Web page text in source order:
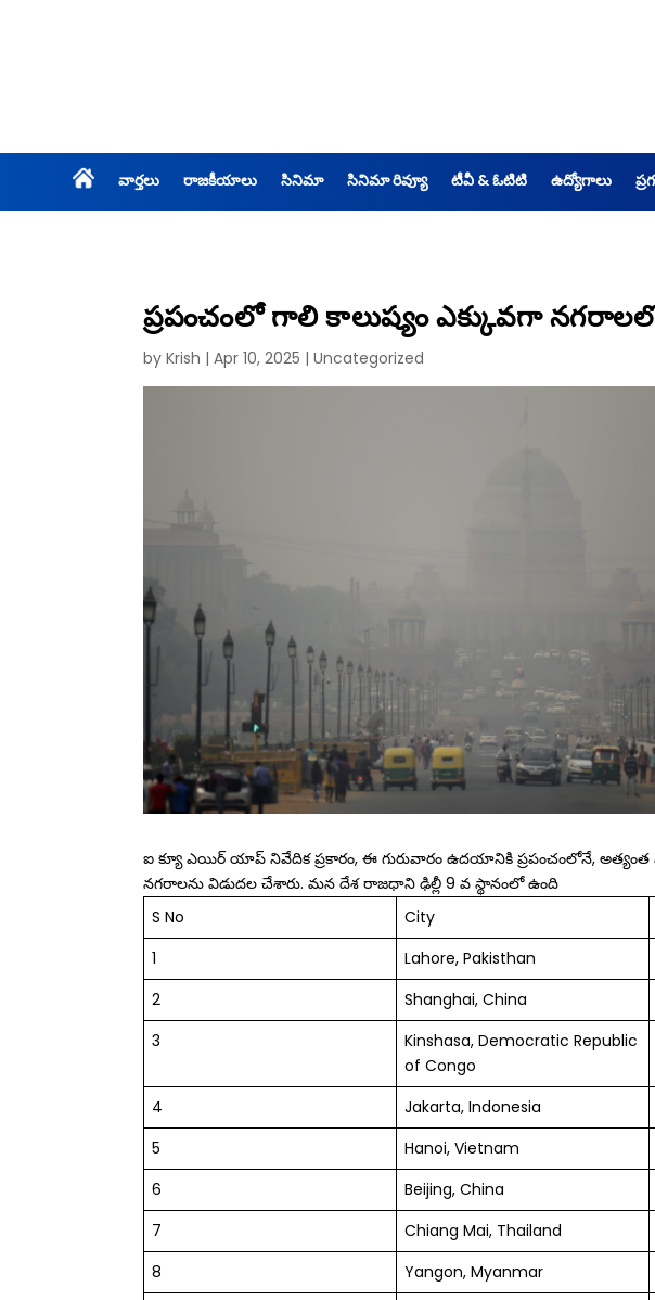
వార్తలు రాజకీయాలు సినిమా సినిమా రివ్యూ టీవీ & ఓటిటి ఉద్యోగాలు
ప్రపంచంలో గాలి కాలుష్యం ఎక్కువగా నగరాలలో
by Krish | Apr 10, 2025 | Uncategorized
ఐ క్యూ ఎయిర్ యాప్ నివేదిక ప్రకారం, ఈ గురువారం ఉదయానికి ప్రపంచంలోనే, అత్యంత
నగరాలను విడుదల చేశారు. మన దేశ రాజధాని ఢిల్లీ 9 వ స్థానంలో ఉంది
S No
City
1
Lahore, Pakisthan
2
Shanghai, China
3
Kinshasa, Democratic Republic
of Congo
4 Jakarta, Indonesia
5
Hanoi, Vietnam
6
Beijing, China
7
Chiang Mai, Thailand
8
Yangon, Myanmar